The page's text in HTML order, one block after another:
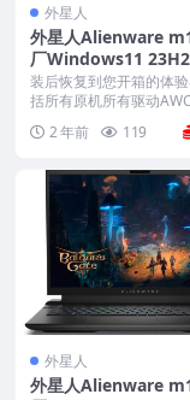
外星人
外星人Alienware
厂Windows11 23H2
m系统 不带F12功能
装后恢复到您开箱的体
括所有原机所有驱动
2 年前 119
外星人
外星人Alienware